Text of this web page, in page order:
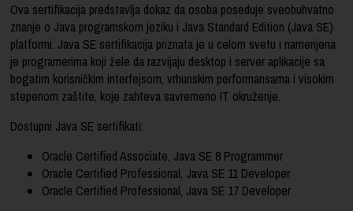
Ova sertifikacija predstavlja dokaz da osoba poseduje sveobuhvatno
znanje o Java programskom jeziku i Java Standard Edition (Java SE)
platformi. Java SE sertifikacija priznata je u celom svetu i namenjena
je programerima koji žele da razvijaju desktop i server aplikacije sa
bogatim korisničkim interfejsom, vrhunskim performansama i visokim
stepenom zaštite, koje zahteva savremeno IT okruženje.
Dostupni Java SE sertifikati:
Oracle Certified Associate, Java SE 8 Programmer
Oracle Certified Professional, Java SE 11 Developer
Oracle Certified Professional, Java SE 17 Developer